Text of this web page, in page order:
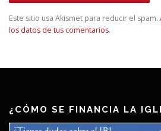
Este sitio usa Akismet para reducir el spam.
los datos de tus comentarios.
¿CÓMO SE FINANCIA LA